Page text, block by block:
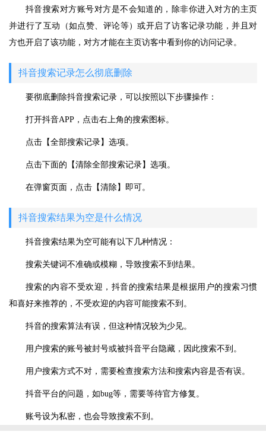
抖音搜索对方账号对方是不会知道的，除非你进入对方的主页
并进行了互动（如点赞、评论等）或开启了访客记录功能，并且对
方也开启了该功能，对方才能在主页访客中看到你的访问记录。
抖音搜索记录怎么彻底删除
要彻底删除抖音搜索记录，可以按照以下步骤操作：
打开抖音APP，点击右上角的搜索图标。
点击【全部搜索记录】选项。
点击下面的【清除全部搜索记录】选项。
在弹窗页面，点击【清除】即可。
抖音搜索结果为空是什么情况
抖音搜索结果为空可能有以下几种情况：
搜索关键词不准确或模糊，导致搜索不到结果。
搜索的内容不受欢迎，抖音的搜索结果是根据用户的搜索习惯
和喜好来推荐的，不受欢迎的内容可能搜索不到。
抖音的搜索算法有误，但这种情况较为少见。
用户搜索的账号被封号或被抖音平台隐藏，因此搜索不到。
用户搜索方式不对，需要检查搜索方法和搜索内容是否有误。
抖音平台的问题，如bug等，需要等待官方修复。
账号设为私密，也会导致搜索不到。